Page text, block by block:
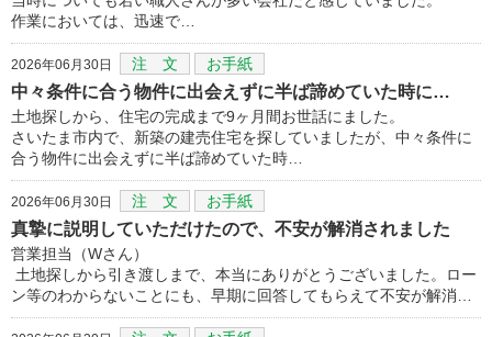
作業においては、迅速で…
2026年06月30日 注 文 お手紙
中々条件に合う物件に出会えずに半ば諦めていた時に…
土地探しから、住宅の完成まで9ヶ月間お世話にました。
さいたま市内で、新築の建売住宅を探していましたが、中々条件に
合う物件に出会えずに半ば諦めていた時…
2026年06月30日 注 文 お手紙
真摯に説明していただけたので、不安が解消されました
営業担当（Wさん）
土地探しから引き渡しまで、本当にありがとうございました。ロー
ン等のわからないことにも、早期に回答してもらえて不安が解消…